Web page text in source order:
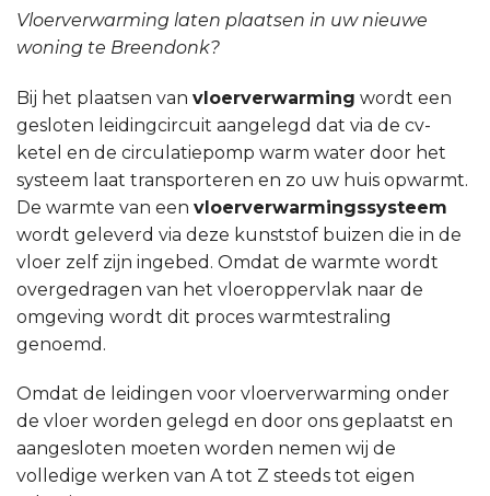
Vloerverwarming laten plaatsen in uw nieuwe
woning te Breendonk?
Bij het plaatsen van vloerverwarming wordt een
gesloten leidingcircuit aangelegd dat via de cv-
ketel en de circulatiepomp warm water door het
systeem laat transporteren en zo uw huis opwarmt.
De warmte van een vloerverwarmingssysteem
wordt geleverd via deze kunststof buizen die in de
vloer zelf zijn ingebed. Omdat de warmte wordt
overgedragen van het vloeroppervlak naar de
omgeving wordt dit proces warmtestraling
genoemd.
Omdat de leidingen voor vloerverwarming onder
de vloer worden gelegd en door ons geplaatst en
aangesloten moeten worden nemen wij de
volledige werken van A tot Z steeds tot eigen